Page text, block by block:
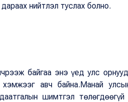
нийтлэл туслах болно.
байгаа энэ үед улс
хэмжээг авч байна.Манай
шимтгэл